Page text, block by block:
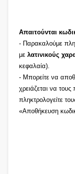
Απαιτούνται
- Παρακαλούμε
με λατινικούς
κεφαλαία).
- Μπορείτε να
χρειάζεται να
πληκτρολογείτε
«Αποθήκευση